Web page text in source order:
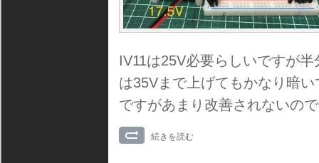
IV11は25V必要らしいですが
は35Vまで上げてもかなり暗
ですがあまり改善されないの
続きを読む